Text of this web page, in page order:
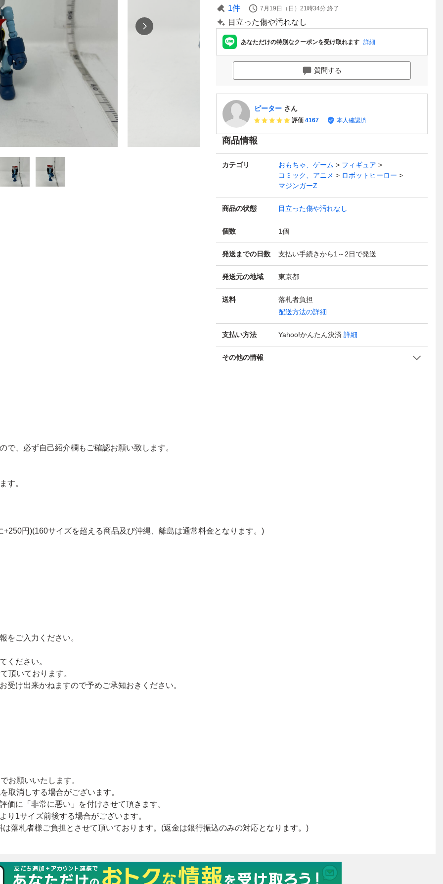
1件 7月19日（日）21時34分 終了
目立った傷や汚れなし
あなただけの特別なクーポンを受け取れます 詳細
質問する
ピーター さん
評価 4167 本人確認済
商品情報
カテゴリ おもちゃ、ゲーム
フィギュア
コミック、アニメ
ロボットヒーロー
マジンガーZ
商品の状態 目立った傷や汚れなし
個数 1個
発送までの日数 支払い手続きから1～2日で発送
発送元の地域 東京都
送料
落札者負担
配送方法の詳細
支払い方法 Yahoo!かんたん決済 詳細
その他の情報